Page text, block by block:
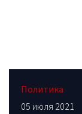
Политика
05 июля 2021